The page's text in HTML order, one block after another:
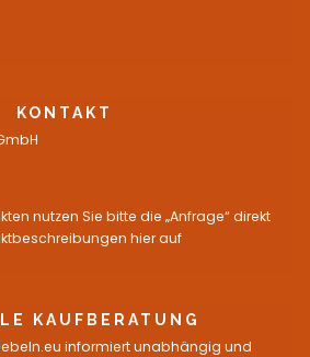
KONTAKT
nutzen Sie bitte die „Anfrage“ direkt
hier auf
KAUFBERATUNG
informiert unabhängig und